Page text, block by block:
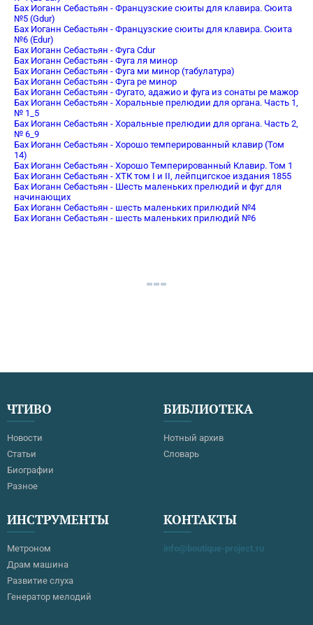
Бах Иоганн Себастьян - Французские сюиты для клавира. Сюита
№5 (Gdur)
Бах Иоганн Себастьян - Французские сюиты для клавира. Сюита
№6 (Edur)
Бах Иоганн Себастьян - Фуга Cdur
Бах Иоганн Себастьян - Фуга ля минор
Бах Иоганн Себастьян - Фуга ми минор (табулатура)
Бах Иоганн Себастьян - Фуга ре минор
Бах Иоганн Себастьян - Фугато, адажио и фуга из сонаты ре мажор
Бах Иоганн Себастьян - Хоральные прелюдии для органа. Часть 1,
№ 1_5
Бах Иоганн Себастьян - Хоральные прелюдии для органа. Часть 2,
№ 6_9
Бах Иоганн Себастьян - Хорошо темперированный клавир (Том
14)
Бах Иоганн Себастьян - Хорошо Темперированный Клавир. Том 1
Бах Иоганн Себастьян - ХТК том I и II, лейпцигское издания 1855
Бах Иоганн Себастьян - Шесть маленьких прелюдий и фуг для
начинающих
Бах Иоганн Себастьян - шесть маленьких прилюдий №4
Бах Иоганн Себастьян - шесть маленьких прилюдий №6
ЧТИВО
Новости
Статьи
Биографии
Разное
БИБЛИОТЕКА
Нотный архив
Словарь
ИНСТРУМЕНТЫ
Метроном
Драм машина
Развитие слуха
Генератор мелодий
КОНТАКТЫ
info@boutique-project.ru